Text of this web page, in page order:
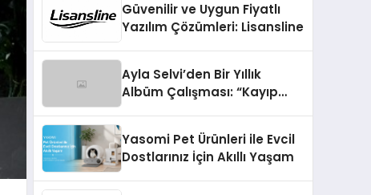
Güvenilir ve Uygun Fiyatlı
Yazılım Çözümleri: Lisansline
Ayla Selvi’den Bir Yıllık
Albüm Çalışması: “Kayıp
Yasomi Pet Ürünleri ile Evcil
Dostlarınız İçin Akıllı Yaşam